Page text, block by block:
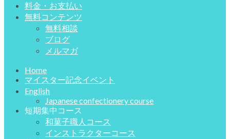
料金・お支払い
無料コンテンツ
無料相談
ブログ
メルマガ
Home
マイスター記念イベント
English
Japanese confectionery course
短期集中コース
和菓子職人コース
インストラクターコース